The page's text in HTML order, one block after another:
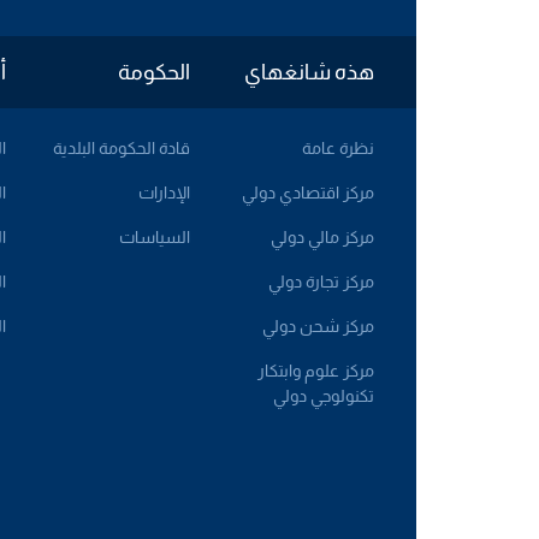
هذه شانغهاي
نظرة عامة
مركز اقتصادي دولي
مركز مالي دولي
مركز تجارة دولي
مركز شحن دولي
مركز علوم وابتكار
تكنولوجي دولي
الحكومة
قادة الحكومة البلدية
الإدارات
السياسات